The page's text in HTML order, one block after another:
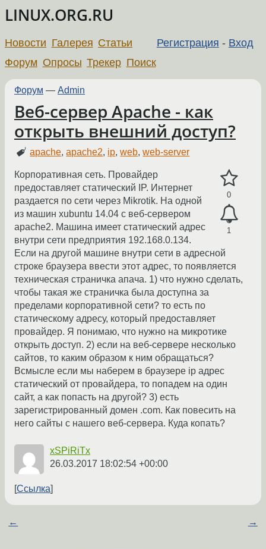
LINUX.ORG.RU
Регистрация - Вход
Новости Галерея Статьи
Форум Опросы Трекер Поиск
Форум — Admin
Веб-сервер Apache - как
открыть внешний доступ?
apache,apache2, ip,web,web-server
0
1
Корпоративная сеть. Провайдер
предоставляет статический IP. Интернет
раздается по сети через Mikrotik. На одной
из машин xubuntu 14.04 с веб-сервером
apache2. Машина имеет статический адрес
внутри сети предприятия 192.168.0.134.
Если на другой машине внутри сети в адресной
строке браузера ввести этот адрес, то появляется
техническая страничка апача. 1) что нужно сделать,
чтобы такая же страничка была доступна за
пределами корпоративной сети? то есть по
статическому адресу, который предоставляет
провайдер. Я понимаю, что нужно на микротике
открыть доступ. 2) если на веб-сервере несколько
сайтов, то каким образом к ним обращаться?
Всмысле если мы наберем в браузере ip адрес
статический от провайдера, то попадем на один
сайт, а как попасть на другой? 3) есть
зарегистрированный домен .com. Как повесить на
него сайты с нашего веб-сервера. Куда копать?
xSPiRiTx
26.03.2017 18:02:54 +00:00
Ссылка
← →